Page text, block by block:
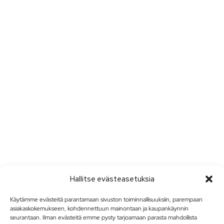
Hallitse evästeasetuksia
Käytämme evästeitä parantamaan sivuston toiminnallisuuksiin, parempaan
asiakaskokemukseen, kohdennettuun mainontaan ja kaupankäynnin
seurantaan. Ilman evästeitä emme pysty tarjoamaan parasta mahdollista